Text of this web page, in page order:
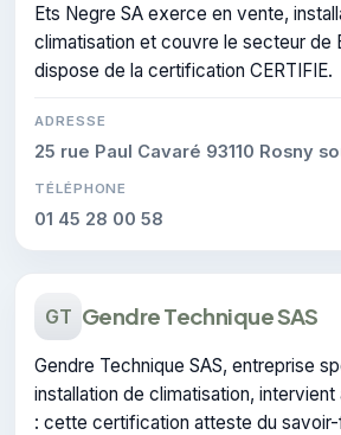
Ets Negre SA exerce en vente,
climatisation et couvre le secteur de
dispose de la certification CERTIFIE.
ADRESSE
25 rue Paul Cavaré 93110 Rosny
TÉLÉPHONE
01 45 28 00 58
GT Gendre Technique SAS
Gendre Technique SAS, entreprise
installation de climatisation, intervient
: cette certification atteste du